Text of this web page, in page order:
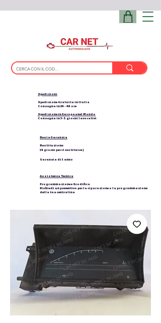
Spedizioni
Spedizione Gratuita in Italia
Consegna in 24 - 48 ore
Spedizione in Europa e nel Mondo
Consegna in 3-5 giorni lavorativi
Resi e Garanzia
Restituzione:
14 giorni per il restituire |
Garanzia di 1 anno
Assistenza Tecnica
Programmazione e Scodifica
Richiedi un preventivo per la riparazione o la programmazione
della tua centralina